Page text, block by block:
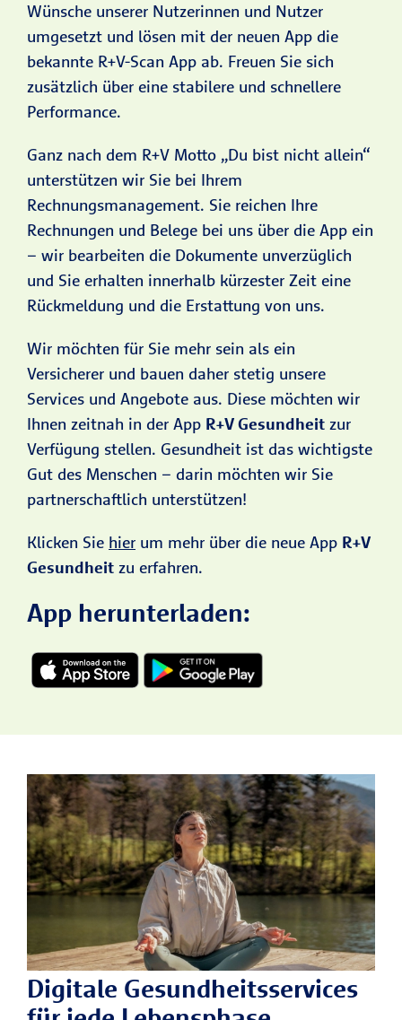
Wünsche unserer Nutzerinnen und Nutzer
umgesetzt und lösen mit der neuen App die
bekannte R+V-Scan App ab. Freuen Sie sich
zusätzlich über eine stabilere und schnellere
Performance.
Ganz nach dem R+V Motto „Du bist nicht allein“
unterstützen wir Sie bei Ihrem
Rechnungsmanagement. Sie reichen Ihre
Rechnungen und Belege bei uns über die App ein
– wir bearbeiten die Dokumente unverzüglich
und Sie erhalten innerhalb kürzester Zeit eine
Rückmeldung und die Erstattung von uns.
Wir möchten für Sie mehr sein als ein
Versicherer und bauen daher stetig unsere
Services und Angebote aus. Diese möchten wir
Ihnen zeitnah in der App R+V Gesundheit zur
Verfügung stellen. Gesundheit ist das wichtigste
Gut des Menschen – darin möchten wir Sie
partnerschaftlich unterstützen!
Klicken Sie hier um mehr über die neue App R+V
Gesundheit zu erfahren.
App herunterladen:
Digitale Gesundheitsservices